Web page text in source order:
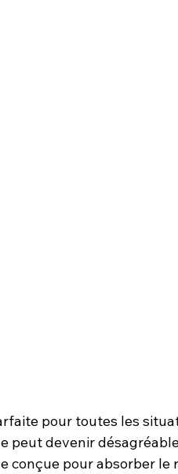
pour toutes les
peut devenir
conçue pour absorber le